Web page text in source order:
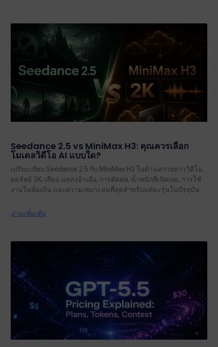
Seedance 2.5 vs MiniMax H3: คุณควรเลือก
โมเดลวิดีโอ AI แบบใด?
เปรียบเทียบ Seedance 2.5 กับ MiniMax H3 ในด้านความยาววิดีโอ,
ผลลัพธ์ 2K, เสียง, แหล่งอ้างอิง, การตัดต่อ, น้ำหนักที่เปิดเผย, การใช้
งานในท้องถิ่น และความเหมาะสมที่สุดสำหรับแต่ละรุ่นในปัจจุบัน.
อ่านเพิ่มเติม